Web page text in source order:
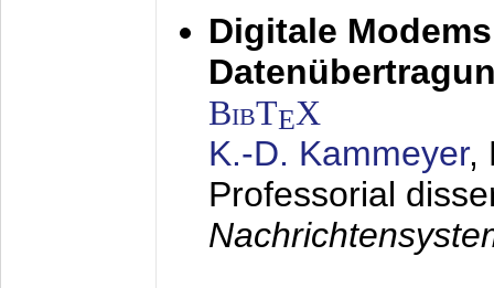
Digitale
BibTEX
K.-D. Kammeyer,
Professorial